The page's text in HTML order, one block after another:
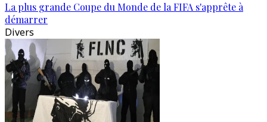
La plus grande Coupe du Monde de la FIFA s'apprête à
démarrer
Divers